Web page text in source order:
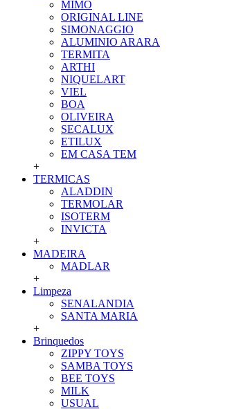
MIMO
ORIGINAL LINE
SIMONAGGIO
ALUMINIO ARARA
TERMITA
ARTHI
NIQUELART
VIEL
BOA
OLIVEIRA
SECALUX
ETILUX
EM CASA TEM
+
TERMICAS
ALADDIN
TERMOLAR
ISOTERM
INVICTA
+
MADEIRA
MADLAR
+
Limpeza
SENALANDIA
SANTA MARIA
+
Brinquedos
ZIPPY TOYS
SAMBA TOYS
BEE TOYS
MILK
USUAL